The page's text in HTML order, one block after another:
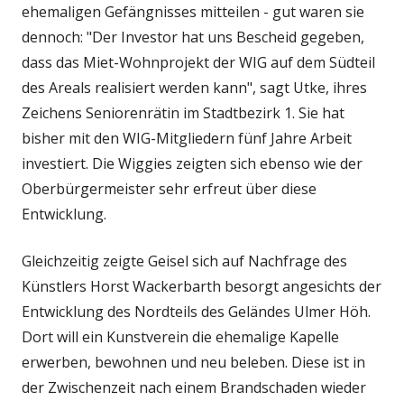
ehemaligen Gefängnisses mitteilen - gut waren sie
dennoch: "Der Investor hat uns Bescheid gegeben,
dass das Miet-Wohnprojekt der WIG auf dem Südteil
des Areals realisiert werden kann", sagt Utke, ihres
Zeichens Seniorenrätin im Stadtbezirk 1. Sie hat
bisher mit den WIG-Mitgliedern fünf Jahre Arbeit
investiert. Die Wiggies zeigten sich ebenso wie der
Oberbürgermeister sehr erfreut über diese
Entwicklung.
Gleichzeitig zeigte Geisel sich auf Nachfrage des
Künstlers Horst Wackerbarth besorgt angesichts der
Entwicklung des Nordteils des Geländes Ulmer Höh.
Dort will ein Kunstverein die ehemalige Kapelle
erwerben, bewohnen und neu beleben. Diese ist in
der Zwischenzeit nach einem Brandschaden wieder